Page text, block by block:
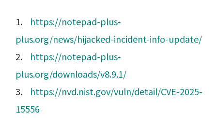
1. https://notepad-plus-
plus.org/news/hijacked-incident-info-update/
2. https://notepad-plus-
plus.org/downloads/v8.9.1/
3. https://nvd.nist.gov/vuln/detail/CVE-2025-
15556